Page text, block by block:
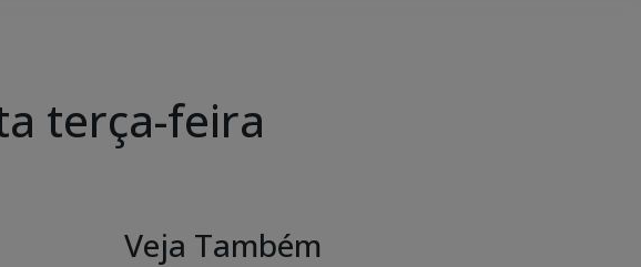
terça-feira
Veja Também